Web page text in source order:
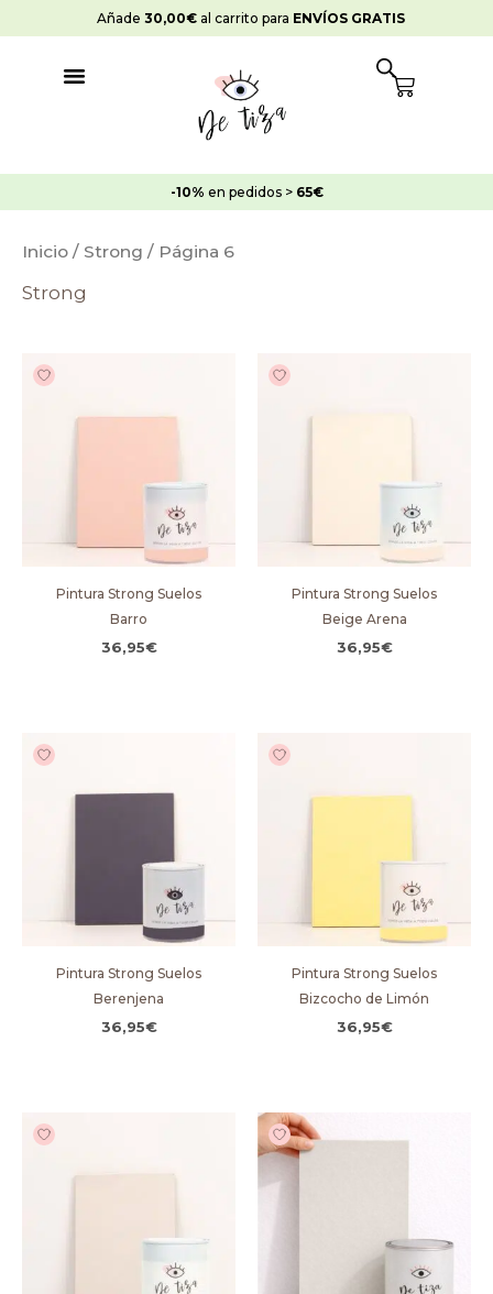
al
Añade 30,00€ al carrito para ENVÍOS GRATIS
Cart
-10% en pedidos > 65€
Inicio / Strong / Página 6
Strong
Pintura Strong Suelos
Barro
36,95€
Pintura Strong Suelos
Beige Arena
36,95€
Pintura Strong Suelos
Berenjena
36,95€
Pintura Strong Suelos
Bizcocho de Limón
36,95€